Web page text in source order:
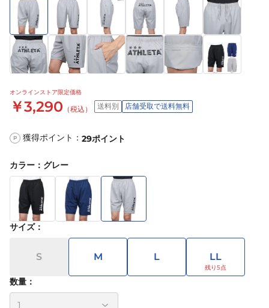
オンラインストア限定価格
￥3,290 （税込） 送料別 店舗受取で送料無料
P 獲得ポイント： 29ポイント
カラー ： グレー
サイズ：
S M L LL
数量：